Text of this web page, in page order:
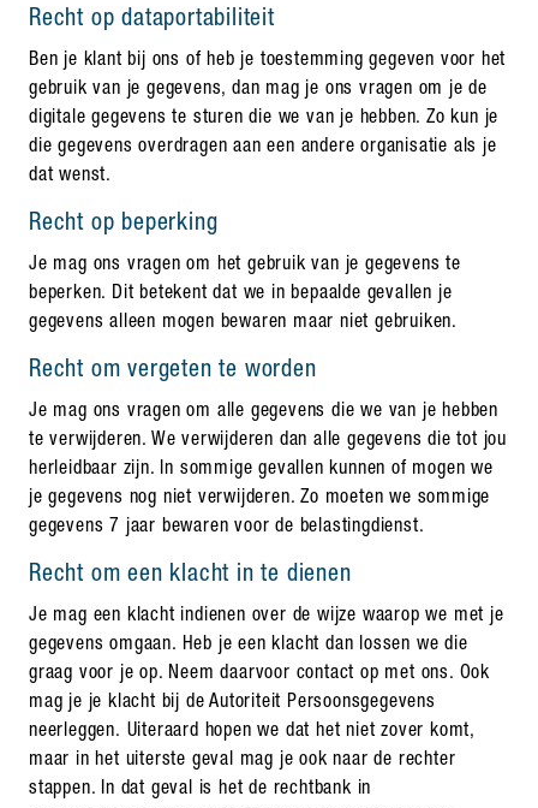
Recht op dataportabiliteit
Ben je klant bij ons of heb je toestemming gegeven voor het
gebruik van je gegevens, dan mag je ons vragen om je de
digitale gegevens te sturen die we van je hebben. Zo kun je
die gegevens overdragen aan een andere organisatie als je
dat wenst.
Recht op beperking
Je mag ons vragen om het gebruik van je gegevens te
beperken. Dit betekent dat we in bepaalde gevallen je
gegevens alleen mogen bewaren maar niet gebruiken.
Recht om vergeten te worden
Je mag ons vragen om alle gegevens die we van je hebben
te verwijderen. We verwijderen dan alle gegevens die tot jou
herleidbaar zijn. In sommige gevallen kunnen of mogen we
je gegevens nog niet verwijderen. Zo moeten we sommige
gegevens 7 jaar bewaren voor de belastingdienst.
Recht om een klacht in te dienen
Je mag een klacht indienen over de wijze waarop we met je
gegevens omgaan. Heb je een klacht dan lossen we die
graag voor je op. Neem daarvoor contact op met ons. Ook
mag je je klacht bij de Autoriteit Persoonsgegevens
neerleggen. Uiteraard hopen we dat het niet zover komt,
maar in het uiterste geval mag je ook naar de rechter
stappen. In dat geval is het de rechtbank in